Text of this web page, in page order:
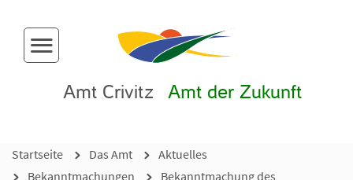
Menü-Button
Amt Crivitz Amt der Zukunft
Startseite Das Amt
Aktuelles
Bekanntmachungen
Bekanntmachung des